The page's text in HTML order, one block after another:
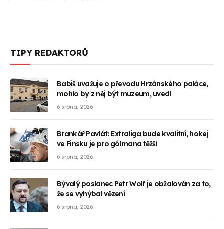
TIPY REDAKTORŮ
Babiš uvažuje o převodu Hrzánského paláce,
mohlo by z něj být muzeum, uvedl
6 srpna, 2026
Brankář Pavlát: Extraliga bude kvalitní, hokej
ve Finsku je pro gólmana těžší
6 srpna, 2026
Bývalý poslanec Petr Wolf je obžalován za to,
že se vyhýbal vězení
6 srpna, 2026